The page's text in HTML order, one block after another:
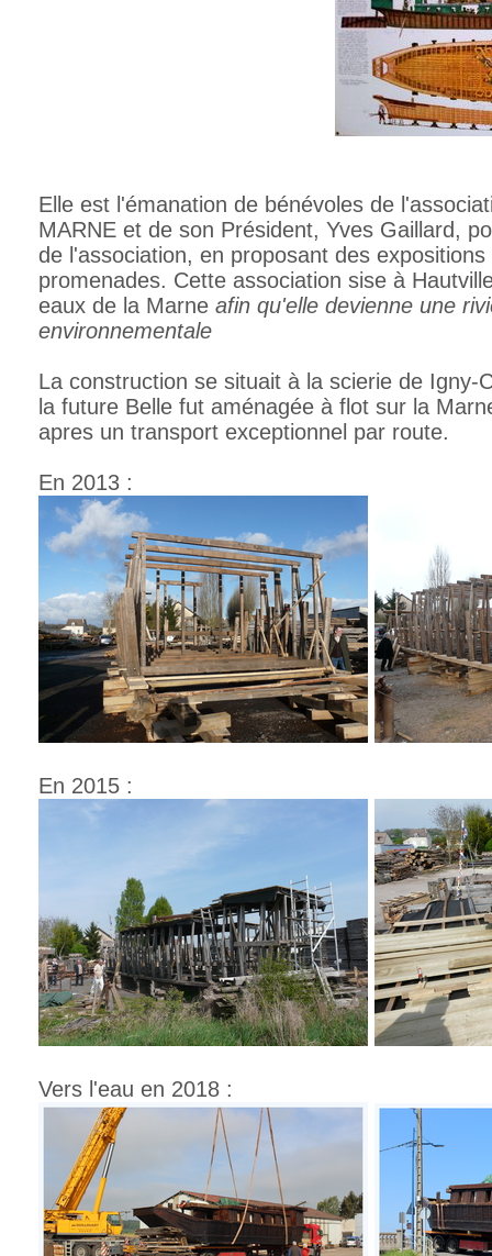
Elle est l'émanation de bénévoles de
MARNE et de son Président, Yves Gaillard,
de l'association, en proposant des
promenades. Cette association sise à
eaux de la Marne afin qu'elle devienne une
environnementale
La construction se situait à la scierie de Igny-
la future Belle fut aménagée à flot sur la
apres un transport exceptionnel par route.
En 2013 :
En 2015 :
Vers l'eau en 2018 :